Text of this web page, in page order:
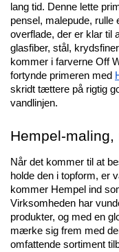
lang tid. Denne lette
pensel, malepude,
overflade, der er klar til
glasfiber, stål,
kommer i farverne Off
fortynde primeren med
skridt tættere på rigtig
vandlinjen.
Hempel-
Når det kommer til at
holde den i topform, er
kommer Hempel ind
Virksomheden har
produkter, og med en
mærke sig frem med
omfattende sortiment